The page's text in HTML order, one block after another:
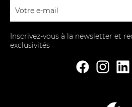
Inscrivez-vous à la newsletter et
exclusivités